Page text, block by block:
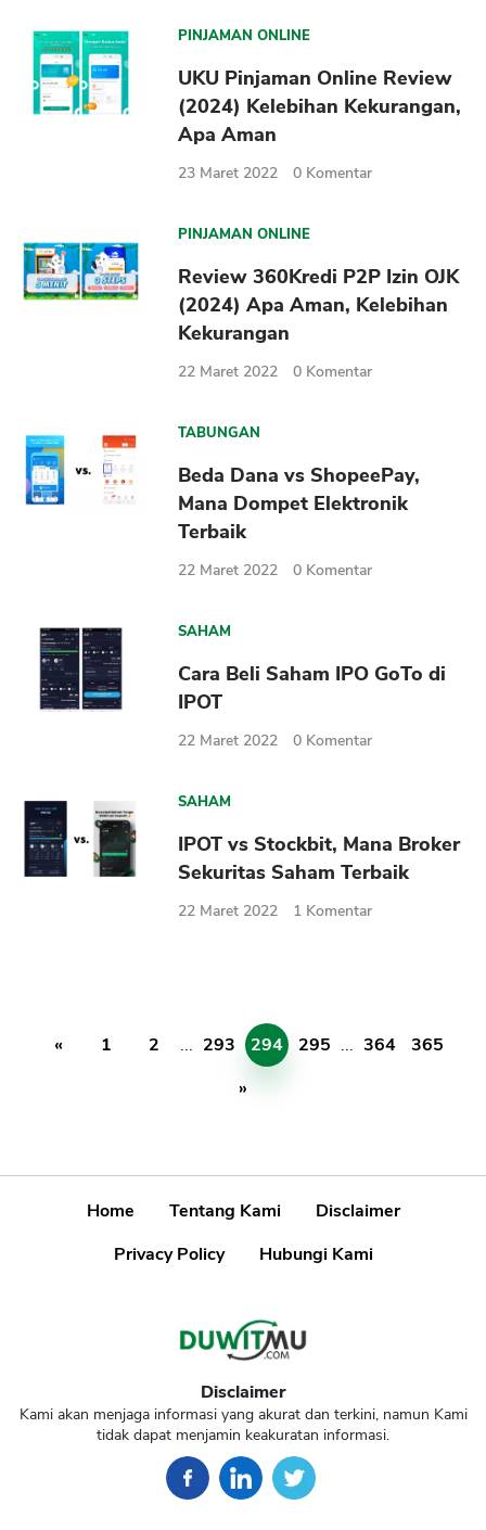
PINJAMAN ONLINE
UKU Pinjaman Online Review
(2024) Kelebihan Kekurangan,
Apa Aman
23 Maret 2022 0 Komentar
PINJAMAN ONLINE
Review 360Kredi P2P Izin OJK
(2024) Apa Aman, Kelebihan
Kekurangan
22 Maret 2022 0 Komentar
TABUNGAN
Beda Dana vs ShopeePay,
Mana Dompet Elektronik
Terbaik
22 Maret 2022 0 Komentar
SAHAM
Cara Beli Saham IPO GoTo di
IPOT
22 Maret 2022 0 Komentar
SAHAM
IPOT vs Stockbit, Mana Broker
Sekuritas Saham Terbaik
22 Maret 2022 1 Komentar
« 1 2 ... 293 294 295 ... 364
365
»
Home Tentang Kami
Disclaimer
Privacy Policy
Hubungi Kami
Disclaimer
Kami akan menjaga informasi yang akurat dan terkini, namun Kami
tidak dapat menjamin keakuratan informasi.